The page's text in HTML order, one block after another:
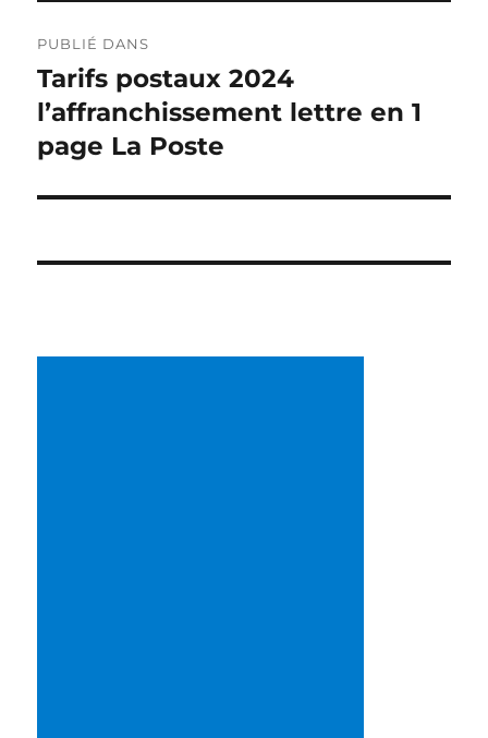
de
l’article
PUBLIÉ DANS
Tarifs postaux 2024
l’affranchissement lettre en 1
page La Poste